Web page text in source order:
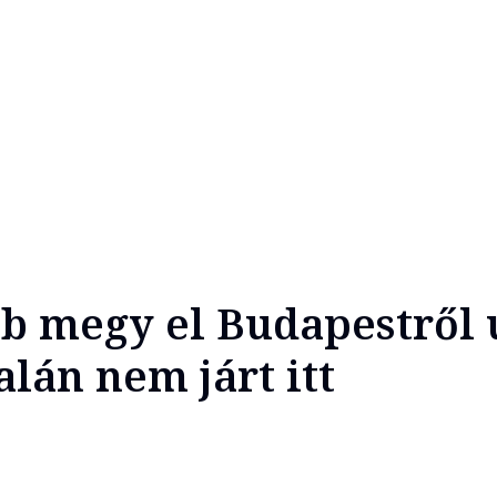
megy el Budapestről
nem járt itt